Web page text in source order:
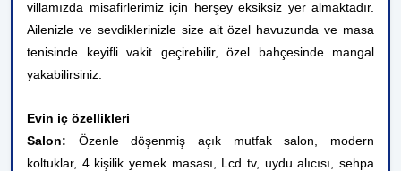
villamızda misafirlerimiz için herşey eksiksiz yer almaktadır.
Ailenizle ve sevdiklerinizle size ait özel havuzunda ve masa
tenisinde keyifli vakit geçirebilir, özel bahçesinde mangal
yakabilirsiniz.
Evin iç özellikleri
Salon: Özenle döşenmiş açık mutfak salon, modern
koltuklar, 4 kişilik yemek masası, Lcd tv, uydu alıcısı, sehpa